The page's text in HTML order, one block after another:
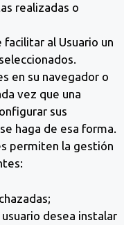
realizadas o
al Usuario un
en su navegador o
vez que una
sus
haga de esa forma.
permiten la gestión
desea instalar